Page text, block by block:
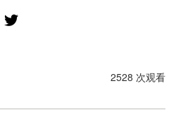
2528 次观看